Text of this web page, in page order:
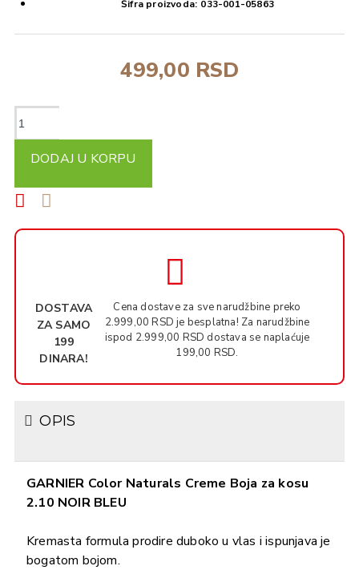
499,00 RSD
Šifra proizvoda: 033-001-05863
DODAJ U KORPU
DOSTAVA
ZA SAMO
199
DINARA!
Cena dostave za sve narudžbine preko
2.999,00 RSD je besplatna! Za narudžbine
ispod 2.999,00 RSD dostava se naplaćuje
199,00 RSD.
OPIS
GARNIER Color Naturals Creme Boja za kosu
2.10 NOIR BLEU
Kremasta formula prodire duboko u vlas i ispunjava je
bogatom bojom.